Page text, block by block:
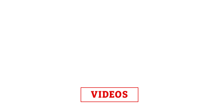
VIDEOS